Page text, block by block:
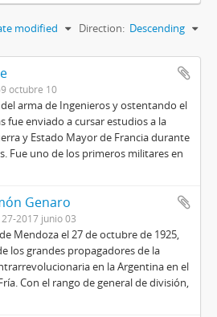
modified Direction: Descending
octubre 10
arma de Ingenieros y ostentando el
fue enviado a cursar estudios a la
y Estado Mayor de Francia durante
Fue uno de los primeros militares en
Genaro
2017 junio 03
Mendoza el 27 de octubre de 1925,
los grandes propagadores de la
en la Argentina en el
Con el rango de general de división,